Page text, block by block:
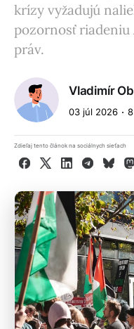
krízy vyžadujú
pozornosť riadeniu
práv.
Vladimír
03 júl 2026
Zdieľaj tento článok na sociálnych sieťach
Facebook
X LinkedInTelegram